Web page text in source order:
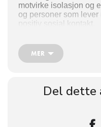
motvirke isolasjon og
og personer som
positiv sosial kontakt.
Vår første tur går til
turen og meld deg på
Vi ønsker at alle som
endringer i programmet.
MER
Del dette